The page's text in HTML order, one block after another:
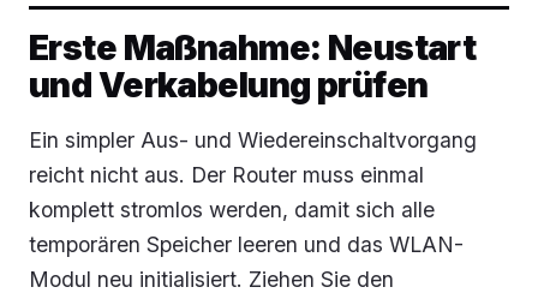
Erste Maßnahme: Neustart
und Verkabelung prüfen
Ein simpler Aus- und Wiedereinschaltvorgang
reicht nicht aus. Der Router muss einmal
komplett stromlos werden, damit sich alle
temporären Speicher leeren und das WLAN-
Modul neu initialisiert. Ziehen Sie den